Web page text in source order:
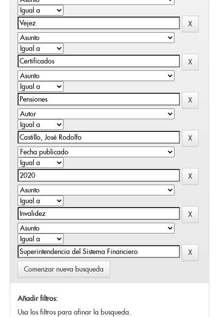
Comenzar nueva busqueda
Añadir filtros:
Usa los filtros para afinar la busqueda.